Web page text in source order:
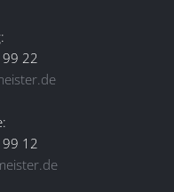
22
12